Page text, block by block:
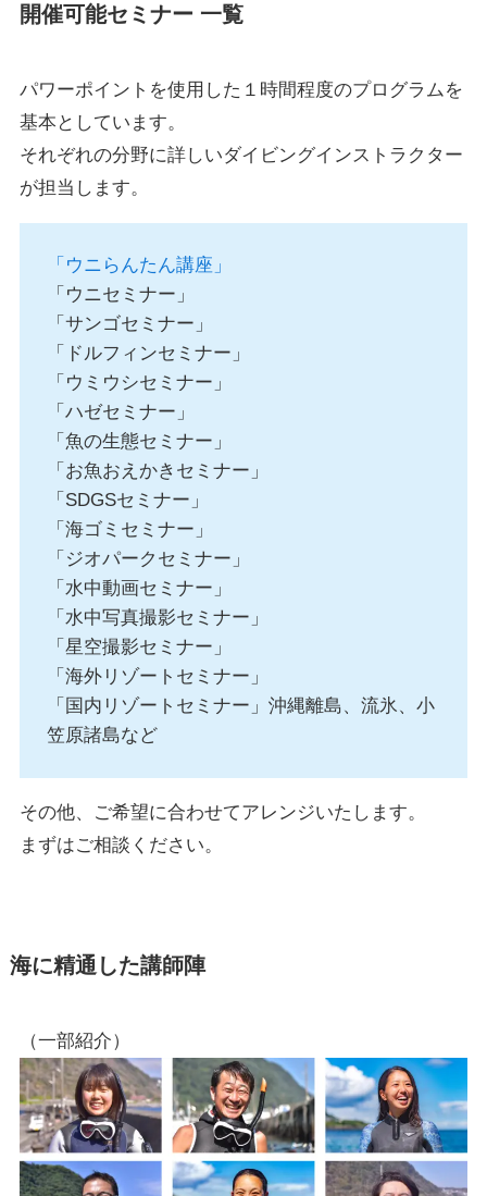
開催可能セミナー 一覧
パワーポイントを使用した１時間程度のプログラムを
基本としています。
それぞれの分野に詳しいダイビングインストラクター
が担当します。
「ウニらんたん講座」
「ウニセミナー」
「サンゴセミナー」
「ドルフィンセミナー」
「ウミウシセミナー」
「ハゼセミナー」
「魚の生態セミナー」
「お魚おえかきセミナー」
「SDGSセミナー」
「海ゴミセミナー」
「ジオパークセミナー」
「水中動画セミナー」
「水中写真撮影セミナー」
「星空撮影セミナー」
「海外リゾートセミナー」
「国内リゾートセミナー」沖縄離島、流氷、小
笠原諸島など
その他、ご希望に合わせてアレンジいたします。
まずはご相談ください。
海に精通した講師陣
（一部紹介）